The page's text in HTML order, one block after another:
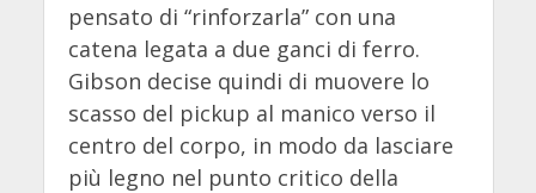
pensato di “rinforzarla” con una
catena legata a due ganci di ferro.
Gibson decise quindi di muovere lo
scasso del pickup al manico verso il
centro del corpo, in modo da lasciare
più legno nel punto critico della